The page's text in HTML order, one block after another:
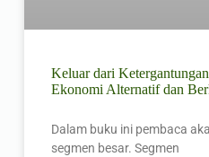
Keluar dari
Ekonomi Alternatif dan
Dalam buku ini pembaca
segmen besar. Segmen